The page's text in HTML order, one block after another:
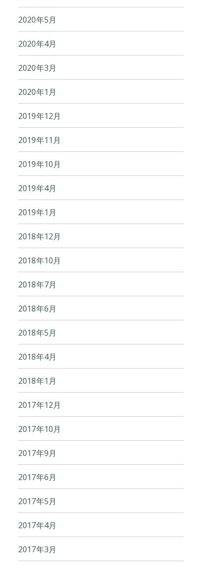
2020年5月
2020年4月
2020年3月
2020年1月
2019年12月
2019年11月
2019年10月
2019年4月
2019年1月
2018年12月
2018年10月
2018年7月
2018年6月
2018年5月
2018年4月
2018年1月
2017年12月
2017年10月
2017年9月
2017年6月
2017年5月
2017年4月
2017年3月